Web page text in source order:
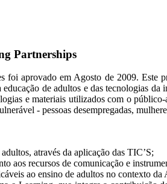
Partnerships
aprovado em Agosto de 2009. Este
de adultos e das tecnologias
e materiais utilizados com o
- pessoas desempregadas,
através da aplicação das TIC’S;
aos recursos de comunicação e
ao ensino de adultos no contexto